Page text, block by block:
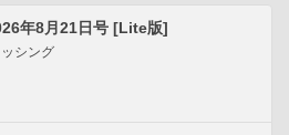
年8月21日号 [Lite版]
シング